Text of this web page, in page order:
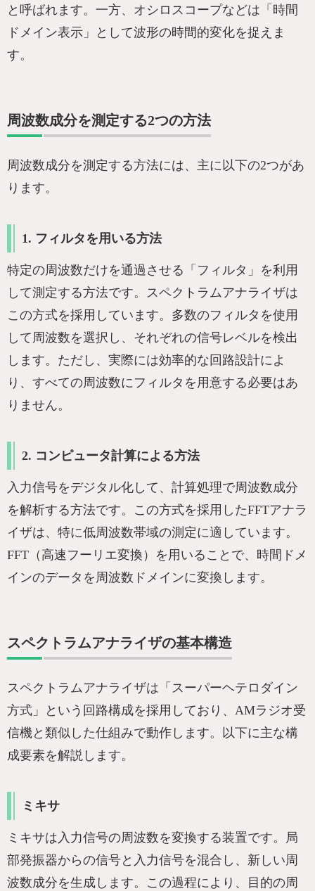
と呼ばれます。一方、オシロスコープなどは「時間
ドメイン表示」として波形の時間的変化を捉えま
す。
周波数成分を測定する2つの方法
周波数成分を測定する方法には、主に以下の2つがあ
ります。
1. フィルタを用いる方法
特定の周波数だけを通過させる「フィルタ」を利用
して測定する方法です。スペクトラムアナライザは
この方式を採用しています。多数のフィルタを使用
して周波数を選択し、それぞれの信号レベルを検出
します。ただし、実際には効率的な回路設計によ
り、すべての周波数にフィルタを用意する必要はあ
りません。
2. コンピュータ計算による方法
入力信号をデジタル化して、計算処理で周波数成分
を解析する方法です。この方式を採用したFFTアナラ
イザは、特に低周波数帯域の測定に適しています。
FFT（高速フーリエ変換）を用いることで、時間ドメ
インのデータを周波数ドメインに変換します。
スペクトラムアナライザの基本構造
スペクトラムアナライザは「スーパーヘテロダイン
方式」という回路構成を採用しており、AMラジオ受
信機と類似した仕組みで動作します。以下に主な構
成要素を解説します。
ミキサ
ミキサは入力信号の周波数を変換する装置です。局
部発振器からの信号と入力信号を混合し、新しい周
波数成分を生成します。この過程により、目的の周